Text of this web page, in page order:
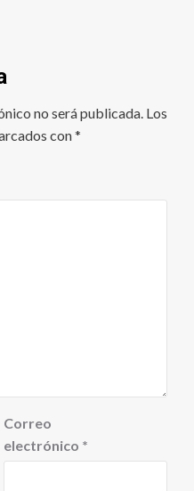
no será publicada. Los
con*
Correo
electrónico *